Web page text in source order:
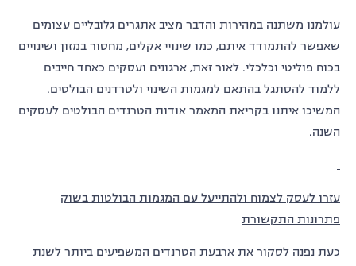
עולמנו משתנה במהירות והדבר מציב אתגרים גלובליים עצומים
שאפשר להתמודד איתם, כמו שינויי אקלים, מחסור במזון ושינויים
בכוח פוליטי וכלכלי. לאור זאת, ארגונים ועסקים כאחד חייבים
ללמוד להסתגל בהתאם למגמות השינוי ולטרדנים הבולטים.
המשיכו איתנו בקריאת המאמר אודות הטרנדים הבולטים לעסקים
השנה.
עזרו לעסק לצמוח ולהתייעל עם המגמות הבולטות בשוק
פתרונות התקשורת
כעת נפנה לסקור את ארבעת הטרנדים המשפיעים ביותר לשנת